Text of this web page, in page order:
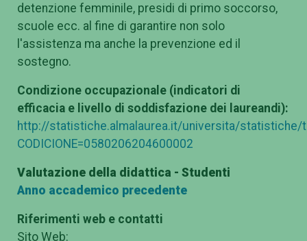
detenzione femminile, presidi di primo soccorso,
scuole ecc. al fine di garantire non solo
l'assistenza ma anche la prevenzione ed il
sostegno.
Condizione occupazionale (indicatori di
efficacia e livello di soddisfazione dei laureandi):
http://statistiche.almalaurea.it/universita/statistiche/
CODICIONE=0580206204600002
Valutazione della didattica - Studenti
Anno accademico precedente
Riferimenti web e contatti
Sito Web: